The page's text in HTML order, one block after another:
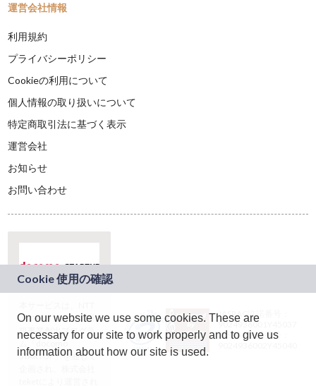
運営会社情報
利用規約
プライバシーポリシー
Cookieの利用について
個人情報の取り扱いについて
特定商取引法に基づく表示
運営会社
お知らせ
お問い合わせ
ドコモグループの新
規事業創出プログラ
ム「docomo
STARTUP」を通じて
JASRAC許諾番号：
9024936001Y45037
JASRAC許諾番号：
On our website we use some cookies. These are
necessary for our site to work properly and to give us
information about how our site is used.